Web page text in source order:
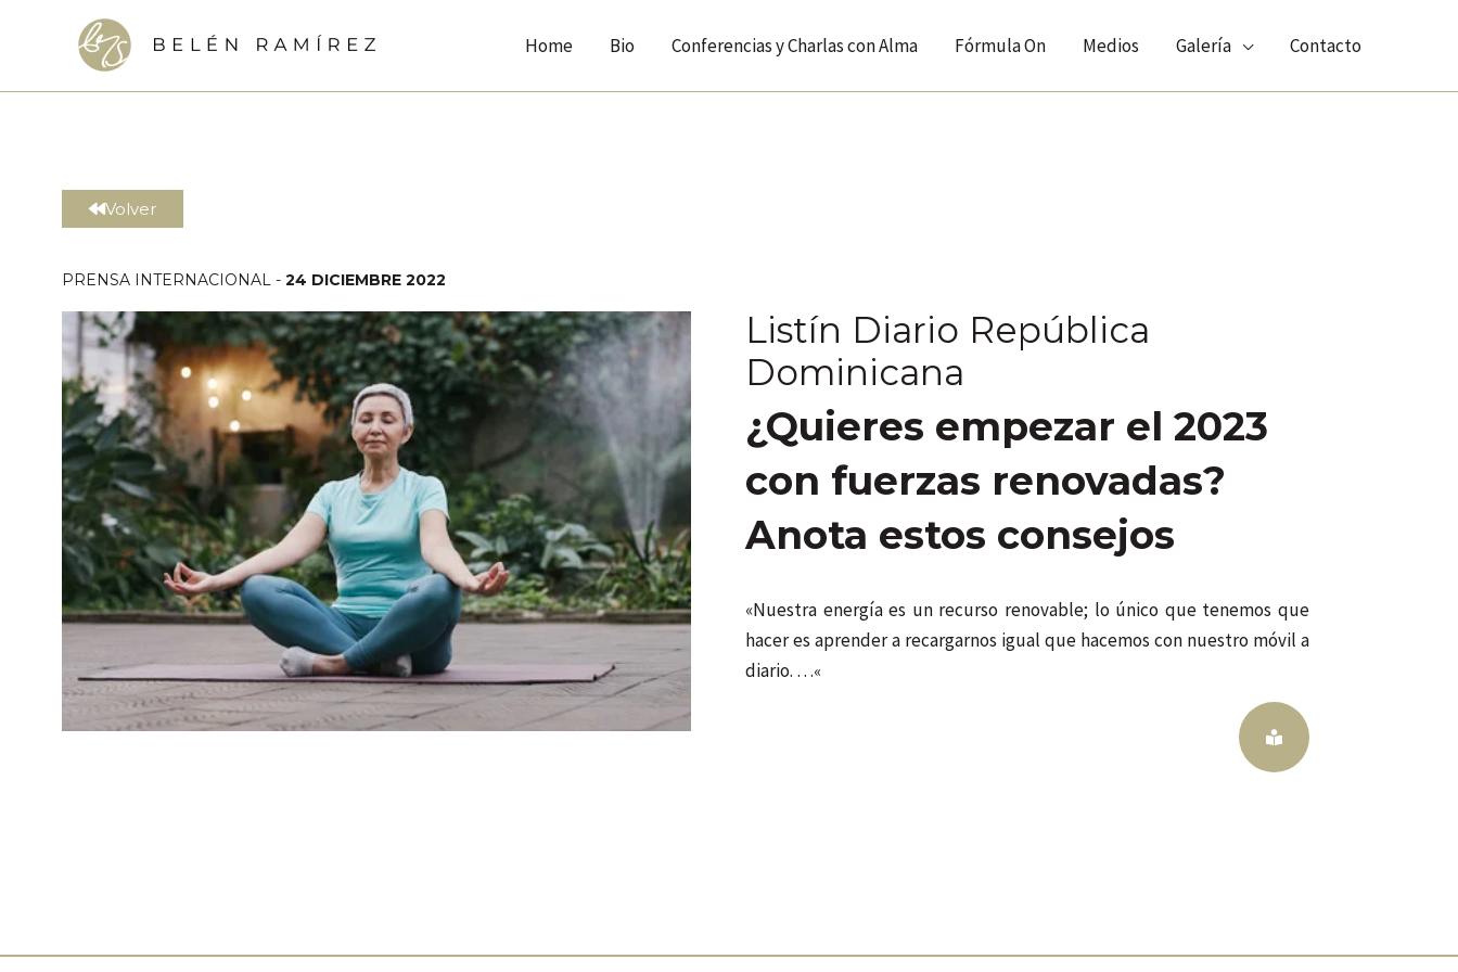
Home Bio Conferencias y Charlas con Alma Fórmula On Medios Galería Contacto
Volver
PRENSA INTERNACIONAL - 24 DICIEMBRE 2022
Listín Diario República
Dominicana
¿Quieres empezar el 2023
con fuerzas renovadas?
Anota estos consejos
«Nuestra energía es un recurso renovable; lo único que tenemos que
hacer es aprender a recargarnos igual que hacemos con nuestro móvil a
diario. …«